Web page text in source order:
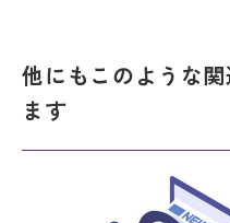
他にもこのような
ます